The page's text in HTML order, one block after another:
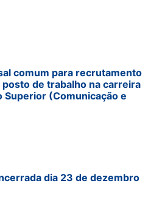
comum para recrutamento
de trabalho na carreira
Superior (Comunicação e
dia 23 de dezembro